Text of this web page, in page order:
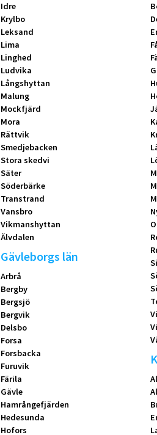
Idre
Krylbo
Leksand
Lima
Linghed
Ludvika
Långshyttan
Malung
Mockfjärd
Mora
Rättvik
Smedjebacken
Stora skedvi
Säter
Söderbärke
Transtrand
Vansbro
Vikmanshyttan
Älvdalen
Gävleborgs län
Arbrå
Bergby
Bergsjö
Bergvik
Delsbo
Forsa
Forsbacka
Furuvik
Färila
Gävle
Hamrångefjärden
Hedesunda
Hofors